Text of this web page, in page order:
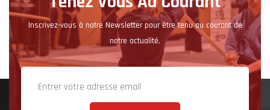
Inscrivez-vous à notre Newsletter pour être tenu au courant de
notre actualité.